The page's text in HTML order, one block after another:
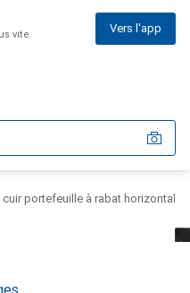
vite Vers l'app
portefeuille à rabat horizontal